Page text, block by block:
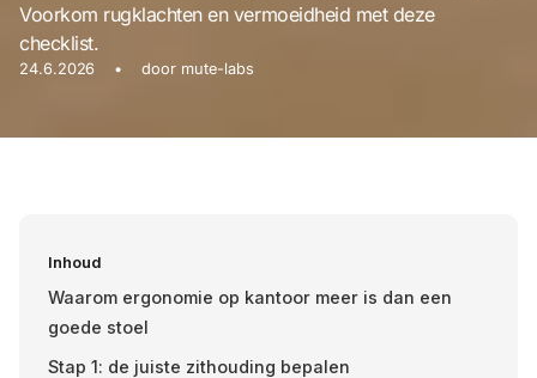
Voorkom rugklachten en vermoeidheid met deze
checklist.
24.6.2026 • door mute-labs
Inhoud
Waarom ergonomie op kantoor meer is dan een
goede stoel
Stap 1: de juiste zithouding bepalen